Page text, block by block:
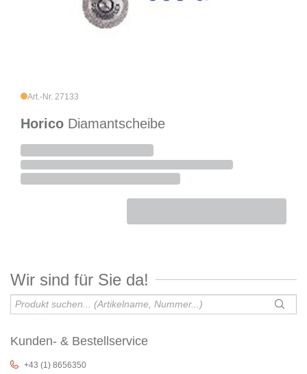
Art.-Nr. 27133
Horico Diamantscheibe
Wir sind für Sie da!
Kunden- & Bestellservice
+43 (1) 8656350